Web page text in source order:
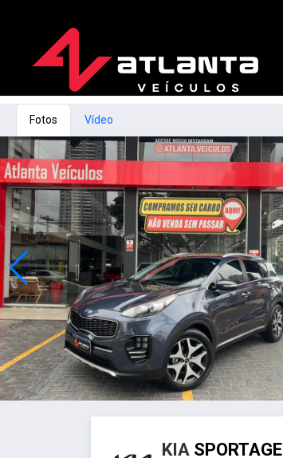
Fotos Vídeo
KIA SPORTAGE